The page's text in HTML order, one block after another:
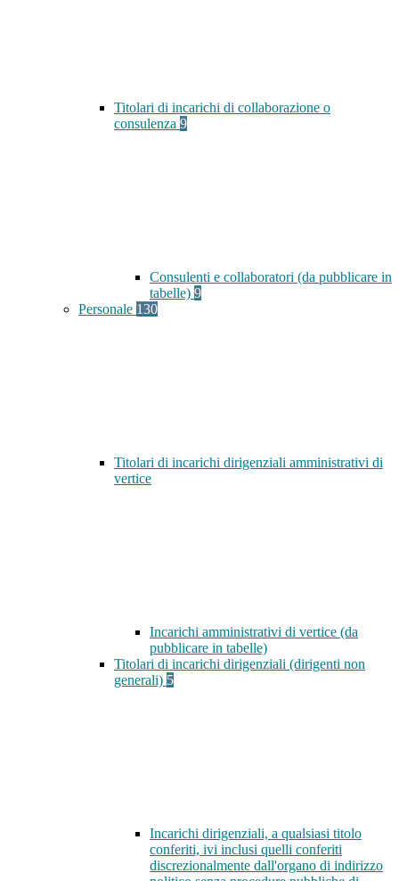
Titolari di incarichi di collaborazione o
consulenza 9
Consulenti e collaboratori (da pubblicare in
tabelle) 9
Personale 130
Titolari di incarichi dirigenziali amministrativi di
vertice
Incarichi amministrativi di vertice (da
pubblicare in tabelle)
Titolari di incarichi dirigenziali (dirigenti non
generali) 5
Incarichi dirigenziali, a qualsiasi titolo
conferiti, ivi inclusi quelli conferiti
discrezionalmente dall'organo di indirizzo